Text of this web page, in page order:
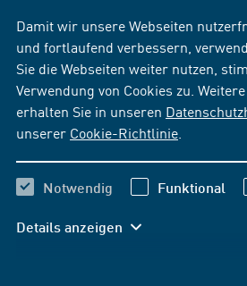
Damit wir unsere Webseiten
und fortlaufend verbessern,
Sie die Webseiten weiter nutzen,
Verwendung von Cookies zu.
erhalten Sie in unseren
unserer Cookie-Richtlinie
Notwendig Funktional
Details anzeigen